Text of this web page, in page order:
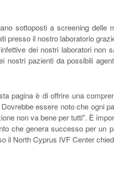
sottoposti a screening delle
presso il nostro laboratorio
dei nostri laboratori non
pazienti da possibili
pagina è di offrire una
essere noto che ogni
non va bene per tutti". È
che genera successo per un
il North Cyprus IVF Center